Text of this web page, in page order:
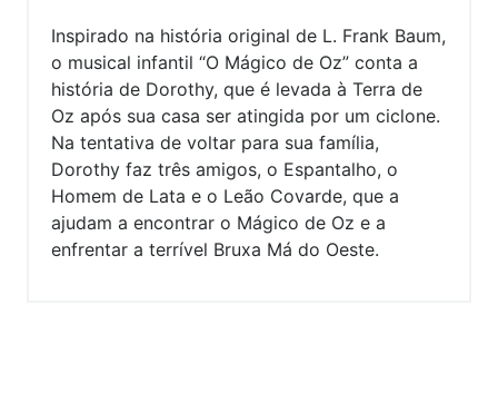
Inspirado na história original de L. Frank Baum,
o musical infantil “O Mágico de Oz” conta a
história de Dorothy, que é levada à Terra de
Oz após sua casa ser atingida por um ciclone.
Na tentativa de voltar para sua família,
Dorothy faz três amigos, o Espantalho, o
Homem de Lata e o Leão Covarde, que a
ajudam a encontrar o Mágico de Oz e a
enfrentar a terrível Bruxa Má do Oeste.